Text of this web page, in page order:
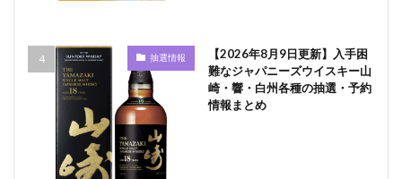
抽選情報
【2026年8月9日更新】入手困
難なジャパニーズウイスキー山
崎・響・白州各種の抽選・予約
情報まとめ